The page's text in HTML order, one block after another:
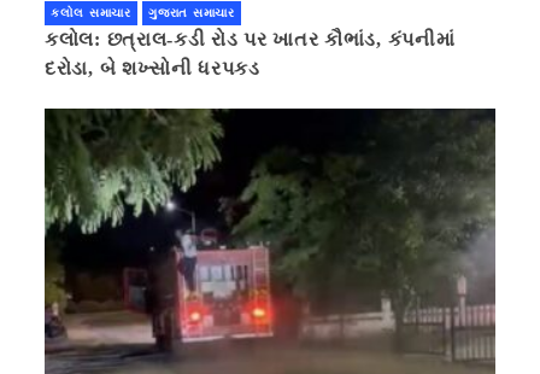
કલોલ સમાચાર ગુજરાત સમાચાર
કલોલ: છત્રાલ-કડી રોડ પર ખાતર કૌભાંડ, કંપનીમાં
દરોડા, બે શખ્સોની ધરપકડ